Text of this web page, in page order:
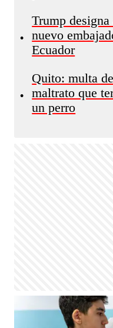
•
Trump
nuevo
Ecuador
•
Quito: multa
maltrato que
un perro